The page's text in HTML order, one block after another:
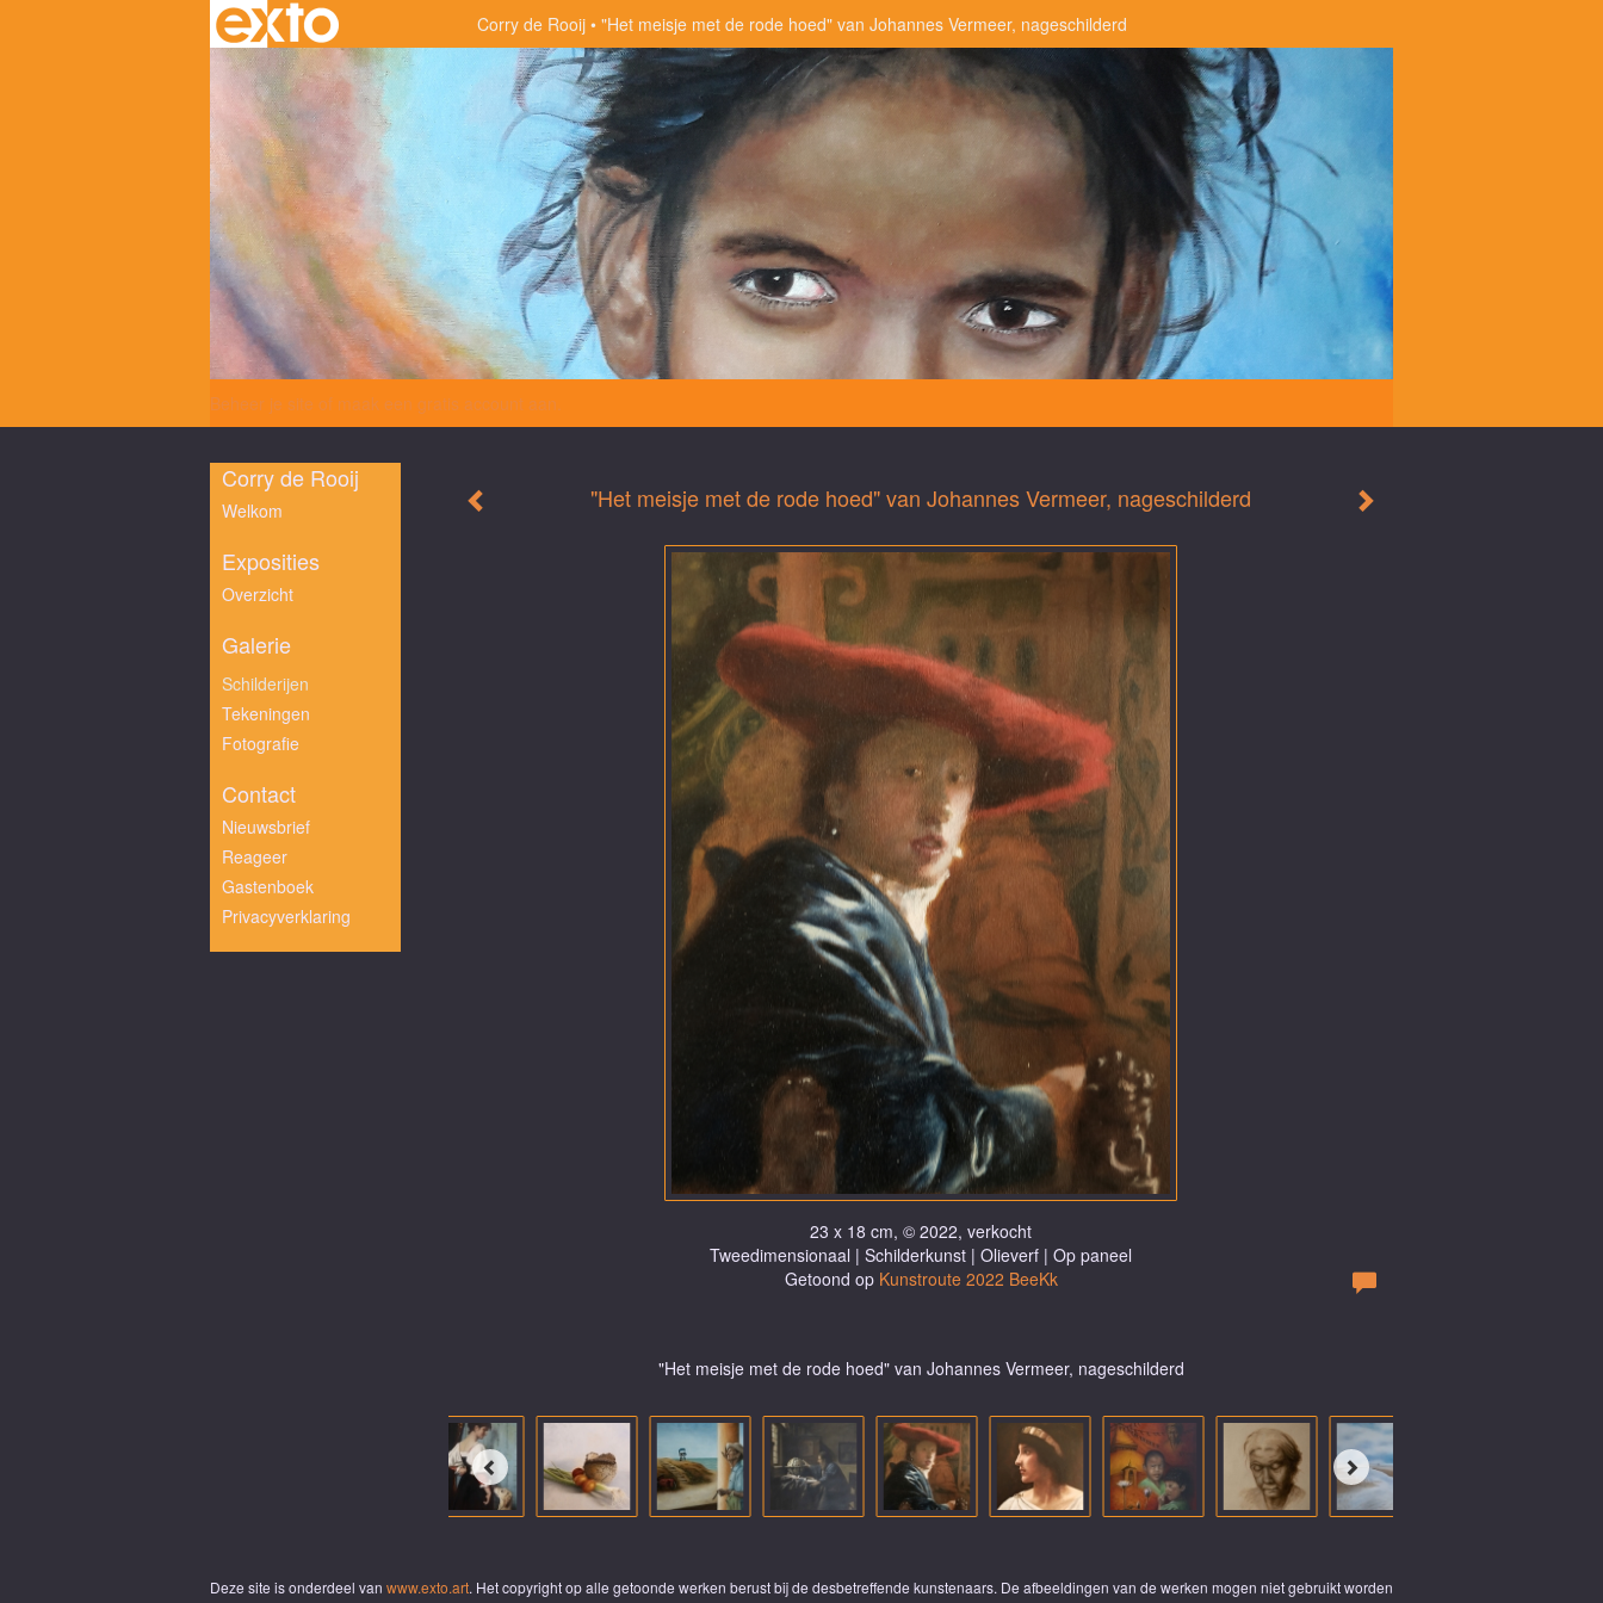
Corry de Rooij "Het meisje met de rode hoed" van Johannes Vermeer, nageschilderd
Beheer je site of maak een gratis account aan.
"Het meisje met de rode hoed" van Johannes Vermeer, nageschilderd
23 x 18 cm, © 2022, verkocht
Tweedimensionaal | Schilderkunst | Olieverf | Op paneel
Getoond op Kunstroute 2022 BeeKk
"Het meisje met de rode hoed" van Johannes Vermeer, nageschilderd
Corry de Rooij
Welkom
Exposities
Overzicht
Galerie
Schilderijen
Tekeningen
Fotografie
Contact
Nieuwsbrief
Reageer
Gastenboek
Privacyverklaring
Deze site is onderdeel van www.exto.art. Het copyright op alle getoonde werken berust bij de desbetreffende kunstenaars. De afbeeldingen van de werken mogen niet gebruikt worden